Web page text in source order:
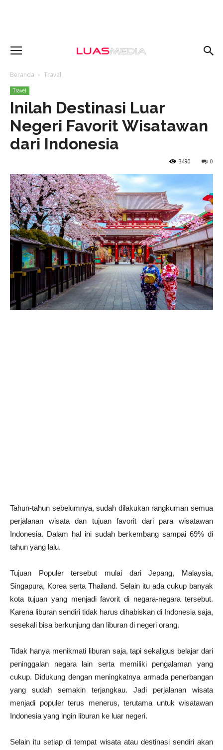
Beranda Travel
Travel
Inilah Destinasi Luar
Negeri Favorit Wisatawan
dari Indonesia
0
3490
Tahun-tahun sebelumnya, sudah dilakukan rangkuman semua
perjalanan wisata dan tujuan favorit dari para wisatawan
Indonesia. Dalam hal ini sudah berkembang sampai 69% di
tahun yang lalu.
Tujuan Populer tersebut mulai dari Jepang, Malaysia,
Singapura, Korea serta Thailand. Selain itu ada cukup banyak
kota tujuan yang menjadi favorit di negara-negara tersebut.
Karena liburan sendiri tidak harus dihabiskan di Indonesia saja,
sesekali bisa berkunjung dan liburan di negeri orang.
Tidak hanya menikmati liburan saja, tapi sekaligus belajar dari
peninggalan negara lain serta memiliki pengalaman yang
cukup. Didukung dengan meningkatnya armada penerbangan
yang sudah semakin terjangkau. Jadi perjalanan wisata
menjadi populer terus menerus, terutama untuk wisatawan
Indonesia yang ingin liburan ke luar negeri.
Selain itu setiap di tempat wisata atau destinasi sendiri akan